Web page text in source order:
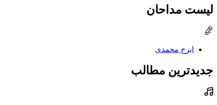
لیست مداحان
ایرج محمدی
جدیدترین مطالب